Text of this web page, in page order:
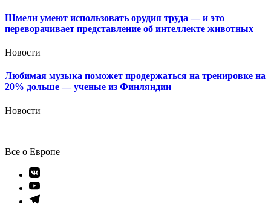
Шмели умеют использовать орудия труда — и это
переворачивает представление об интеллекте животных
Новости
Любимая музыка поможет продержаться на тренировке на
20% дольше — ученые из Финляндии
Новости
Все о Европе
Элемент
меню
Элемент
меню
Элемент